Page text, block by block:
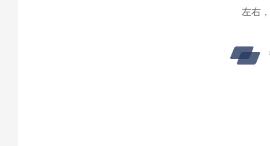
左右